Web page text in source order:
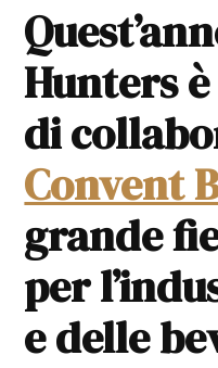
Hunters
di
Convent
grande
per
e delle